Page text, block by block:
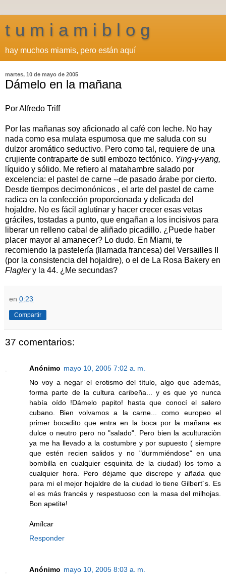
t u m i a m i b l o g
hay muchos miamis, pero están aquí
martes, 10 de mayo de 2005
Dámelo en la mañana
Por Alfredo Triff
Por las mañanas soy aficionado al café con leche. No hay
nada como esa mulata espumosa que me saluda con su
dulzor aromático seductivo. Pero como tal, requiere de una
crujiente contraparte de sutil embozo tectónico. Ying-y-yang,
líquido y sólido. Me refiero al matahambre salado por
excelencia: el pastel de carne --de pasado árabe por cierto.
Desde tiempos decimonónicos , el arte del pastel de carne
radica en la confección proporcionada y delicada del
hojaldre. No es fácil aglutinar y hacer crecer esas vetas
gráciles, tostadas a punto, que engañan a los incisivos para
liberar un relleno cabal de aliñado picadillo. ¿Puede haber
placer mayor al amanecer? Lo dudo. En Miami, te
recomiendo la pastelería (llamada francesa) del Versailles II
(por la consistencia del hojaldre), o el de La Rosa Bakery en
Flaglery la 44. ¿Me secundas?
en 0:23
Compartir
37 comentarios:
Anónimo mayo 10, 2005 7:02 a. m.
No voy a negar el erotismo del título, algo que además,
forma parte de la cultura caribeña... y es que yo nunca
había oído !Dámelo papito! hasta que conocí el salero
cubano. Bien volvamos a la carne... como europeo el
primer bocadito que entra en la boca por la mañana es
dulce o neutro pero no "salado". Pero bien la aculturaciòn
ya me ha llevado a la costumbre y por supuesto ( siempre
que estén recien salidos y no "durmmiéndose" en una
bombilla en cualquier esquinita de la ciudad) los tomo a
cualquier hora. Pero déjame que discrepe y añada que
para mi el mejor hojaldre de la ciudad lo tiene Gilbert´s. Es
el es más francés y respestuoso con la masa del milhojas.
Bon apetite!
Amílcar
Responder
Anónimo mayo 10, 2005 8:03 a. m.